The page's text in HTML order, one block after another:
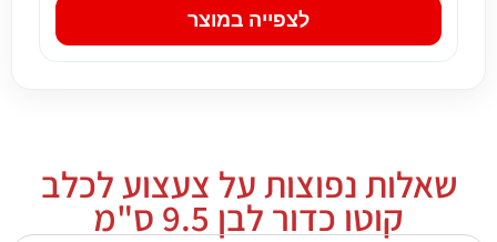
לצפייה במוצר
שאלות נפוצות על צעצוע לכלב
קוטו כדור לבן 9.5 ס"מ